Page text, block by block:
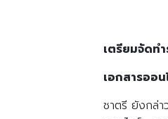
เตรียมจัดท
เอกสารออ
ชาตรี ยังกล่า